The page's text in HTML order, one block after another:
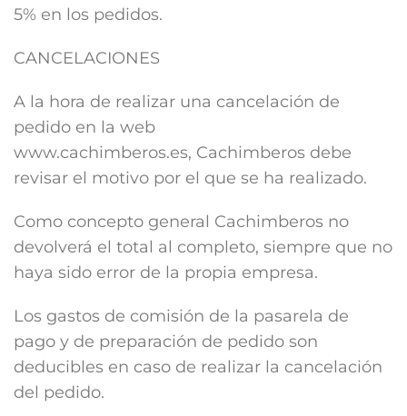
5% en los pedidos.
CANCELACIONES
A la hora de realizar una cancelación de
pedido en la web
www.cachimberos.es, Cachimberos debe
revisar el motivo por el que se ha realizado.
Como concepto general Cachimberos no
devolverá el total al completo, siempre que no
haya sido error de la propia empresa.
Los gastos de comisión de la pasarela de
pago y de preparación de pedido son
deducibles en caso de realizar la cancelación
del pedido.